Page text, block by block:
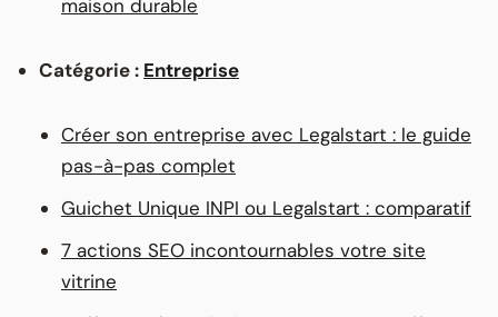
maison durable
Catégorie : Entreprise
Créer son entreprise avec Legalstart : le guide
pas-à-pas complet
Guichet Unique INPI ou Legalstart : comparatif
7 actions SEO incontournables votre site
vitrine